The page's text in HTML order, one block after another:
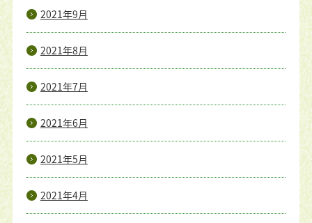
2021年9月
2021年8月
2021年7月
2021年6月
2021年5月
2021年4月